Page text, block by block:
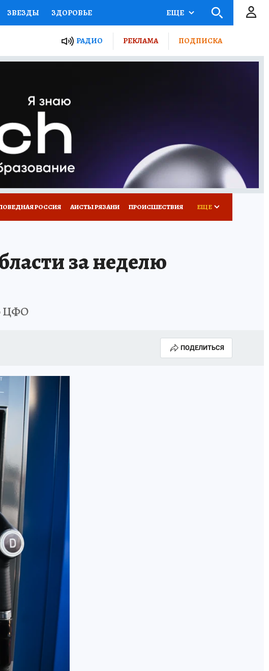
ЗВЕЗДЫ ЗДОРОВЬЕ
ПРОЕКТЫ РОССИИ
СЕКРЕТЫ ПУТЕВОДИТЕЛЬ
ГИД ПОТРЕБИТЕЛЯ
ЕЩЕ
РАДИО РЕКЛАМА ПОДПИСКА
РОССИЯ АИСТЫ РЯЗАНИ ПРОИСШЕСТВИЯ ЕЩЕ
за неделю
ЦФО
ПОДЕЛИТЬСЯ